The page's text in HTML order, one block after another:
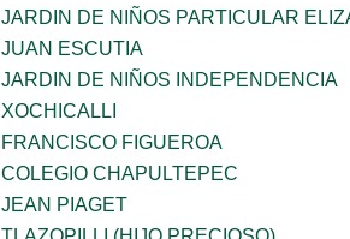
JARDIN DE NIÑOS PARTICULAR
JUAN ESCUTIA
JARDIN DE NIÑOS INDEPENDENCIA
XOCHICALLI
FRANCISCO FIGUEROA
COLEGIO CHAPULTEPEC
JEAN PIAGET